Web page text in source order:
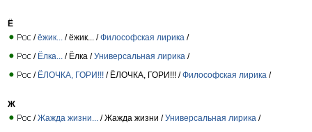
Ё
/ёжик... / ёжик... /Философская лирика /
/ Ёлка... / Ёлка /Универсальная лирика /
/ ЁЛОЧКА, ГОРИ!!! / ЁЛОЧКА, ГОРИ!!! /Философская лирика /
Ж
/Жажда жизни... / Жажда жизни /Универсальная лирика /